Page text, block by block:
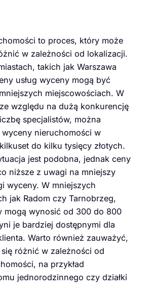
to proces, który może
w zależności od lokalizacji.
takich jak Warszawa
usług wyceny mogą być
miejscowościach. W
względu na dużą konkurencję
specjalistów, można
nieruchomości w
do kilku tysięcy złotych.
jest podobna, jednak ceny
niższe z uwagi na mniejszy
wyceny. W mniejszych
jak Radom czy Tarnobrzeg,
mogą wynosić od 300 do 800
je bardziej dostępnymi dla
Warto również zauważyć,
różnić w zależności od
na przykład
jednorodzinnego czy działki